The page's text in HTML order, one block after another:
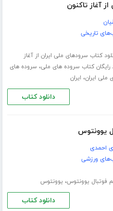
آغاز تاکنون
تاریخی
کتاب سرود‌های ملی ایران از آغاز
رایگان کتاب سروده های ملی، سروده های
ملی ایران، ایران
دانلود کتاب
یوونتوس
احمدی
ورزشی
فوتبال یوونتوس، یوونتوس
دانلود کتاب